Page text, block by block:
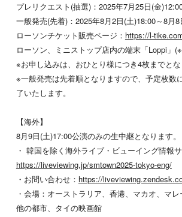
プレリクエスト(抽選)：2025年7月25日(金
一般発売(先着)：2025年8月2日(土)18:00～8月
ローソンチケット販売ページ： https://l-
ローソン、ミニストップ店内の端末「Loppi」
※お申し込みは、おひとり様につき4枚までとな
※一般発売は先着順となりますので、予定枚数
了いたします。
【海外】
8月9日(土)17:00公演のみの生中継となります。
・ 韓国を除く海外ライブ・ビューイング情報サ
https://liveviewing.jp/smtown2025-tokyo-eng/
・お問い合わせ： https://
・会場：オーストラリア、香港、マカオ、マ
他の都市、タイの映画館